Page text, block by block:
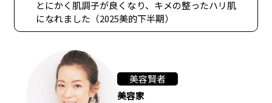
とにかく肌調子が良くなり、キメの整ったハリ肌
になれました（2025美的下半期）
美容賢者
美容家